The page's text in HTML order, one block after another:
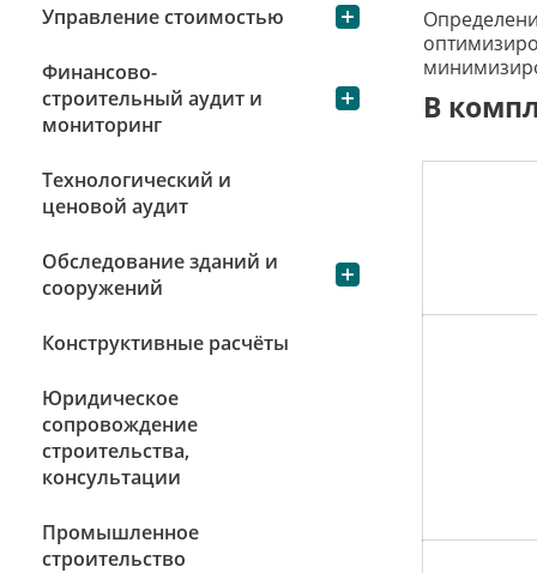
Управление стоимостью
Финансово-
строительный аудит и
мониторинг
Технологический и
ценовой аудит
Обследование зданий и
сооружений
Конструктивные расчёты
Юридическое
сопровождение
строительства,
консультации
Промышленное
строительство
В